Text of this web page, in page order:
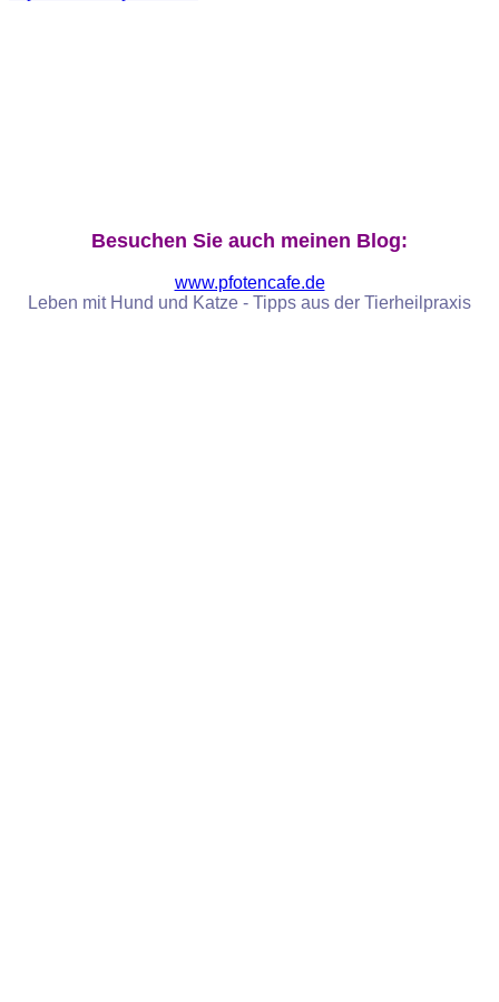
Besuchen Sie auch meinen Blog:
www.pfotencafe.de
Leben mit Hund und Katze - Tipps aus der Tierheilpraxis